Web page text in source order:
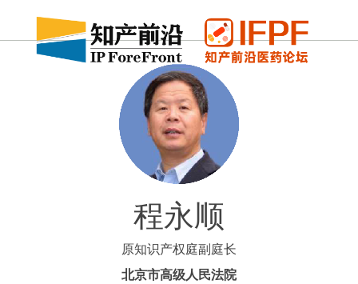
程永顺
原知识产权庭副庭长
北京市高级人民法院